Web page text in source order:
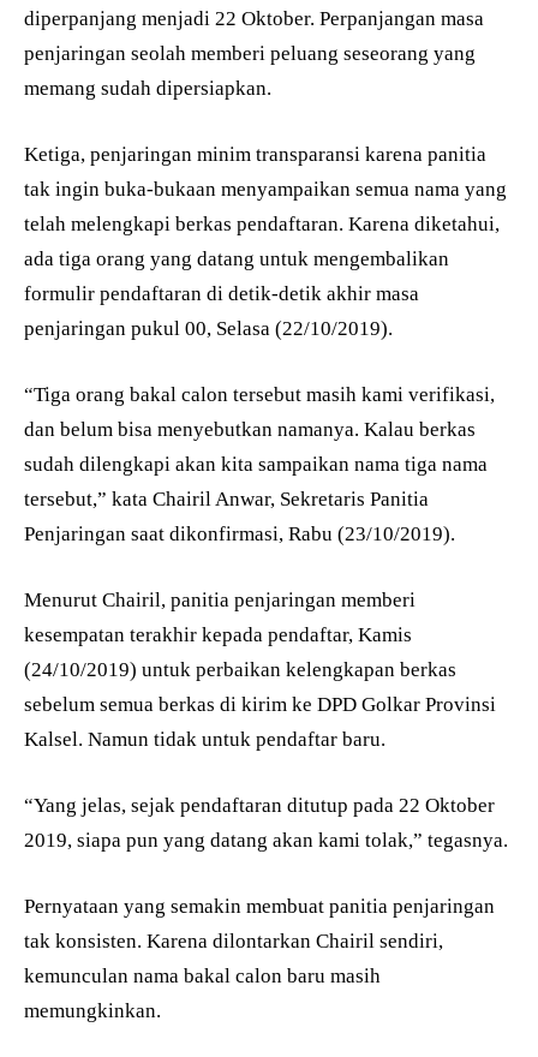
diperpanjang menjadi 22 Oktober. Perpanjangan masa
penjaringan seolah memberi peluang seseorang yang
memang sudah dipersiapkan.
Ketiga, penjaringan minim transparansi karena panitia
tak ingin buka-bukaan menyampaikan semua nama yang
telah melengkapi berkas pendaftaran. Karena diketahui,
ada tiga orang yang datang untuk mengembalikan
formulir pendaftaran di detik-detik akhir masa
penjaringan pukul 00, Selasa (22/10/2019).
“Tiga orang bakal calon tersebut masih kami verifikasi,
dan belum bisa menyebutkan namanya. Kalau berkas
sudah dilengkapi akan kita sampaikan nama tiga nama
tersebut,” kata Chairil Anwar, Sekretaris Panitia
Penjaringan saat dikonfirmasi, Rabu (23/10/2019).
Menurut Chairil, panitia penjaringan memberi
kesempatan terakhir kepada pendaftar, Kamis
(24/10/2019) untuk perbaikan kelengkapan berkas
sebelum semua berkas di kirim ke DPD Golkar Provinsi
Kalsel. Namun tidak untuk pendaftar baru.
“Yang jelas, sejak pendaftaran ditutup pada 22 Oktober
2019, siapa pun yang datang akan kami tolak,” tegasnya.
Pernyataan yang semakin membuat panitia penjaringan
tak konsisten. Karena dilontarkan Chairil sendiri,
kemunculan nama bakal calon baru masih
memungkinkan.